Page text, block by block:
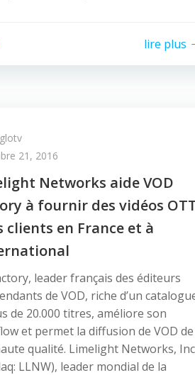
lire plus
21, 2016
Networks aide VOD
à fournir des vidéos
clients en France et à
leader français des éditeurs
de VOD, riche d’un
de 20.000 titres, améliore son
et permet la diffusion de VOD de
qualité. Limelight Networks,
LLNW), leader mondial de la